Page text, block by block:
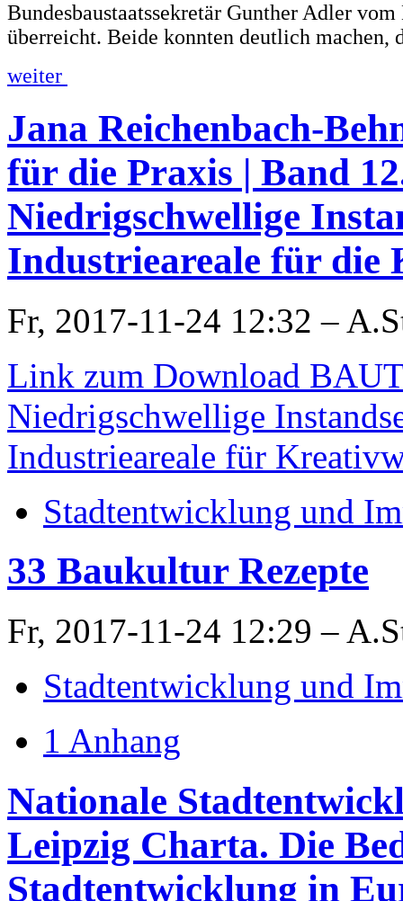
Bundesbaustaatssekretär Gunther Adler
überreicht. Beide konnten deutlich machen,
weiter
Jana Reichenbach-
für die Praxis | Band
Niedrigschwellige
Industrieareale für die
Fr, 2017-11-24 12:32 –
Link zum Download
Niedrigschwellige
Industrieareale für
Stadtentwicklung und
33 Baukultur Rezepte
Fr, 2017-11-24 12:29 –
Stadtentwicklung und
1 Anhang
Nationale
Leipzig Charta. Die
Stadtentwicklung in